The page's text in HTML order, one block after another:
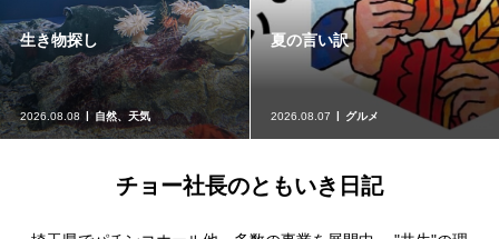
パチンコ店での外国人留学生
就労
2026.08.07 パチンコ業界関係
麻布十番『まつ勘』
2026.08.05 グルメ
チョー社長のともいき日記